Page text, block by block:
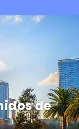
de